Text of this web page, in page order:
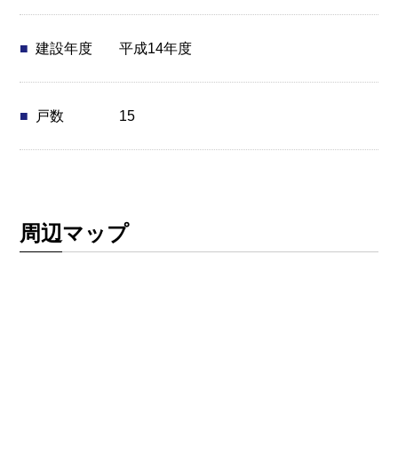
建設年度 平成14年度
戸数 15
周辺マップ